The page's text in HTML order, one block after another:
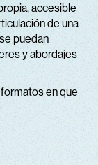
accesible
de una
puedan
y abordajes
en que